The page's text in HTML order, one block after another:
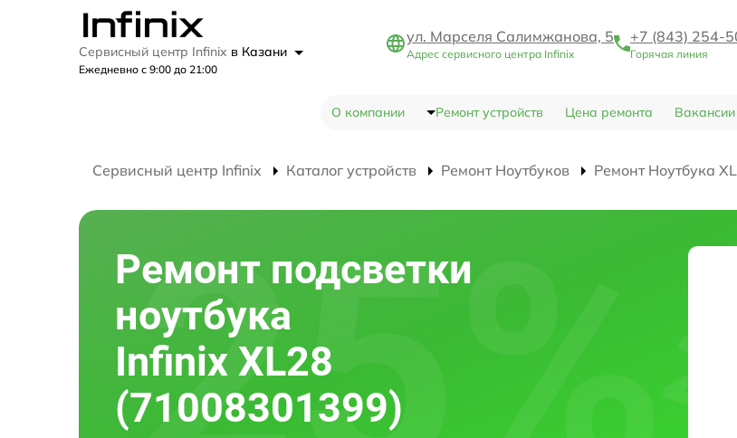
Сервисный центр Infinix в Казани
Ежедневно с 9:00 до 21:00
ул. Марселя Салимжанова, 5
Адрес сервисного центра Infinix
+7 (843) 254-
Горячая линия
О компании Ремонт устройств Цена ремонта Вакансии
Сервисный центр Infinix Каталог устройств Ремонт Ноутбуков Ремонт Ноутбука
Ремонт подсветки
ноутбука
Infinix XL28
(71008301399)